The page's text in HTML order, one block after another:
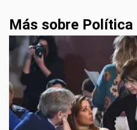
Más sobre Política